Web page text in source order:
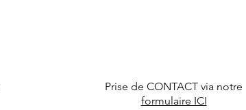
Prise de CONTACT via notre
formulaire ICI